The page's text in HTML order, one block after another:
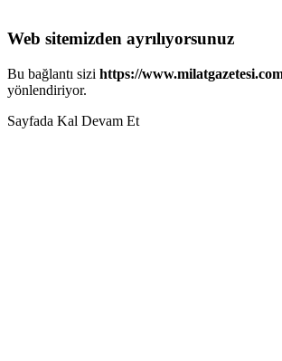
Web sitemizden ayrılıyorsunuz
Bu bağlantı sizi https://
yönlendiriyor.
Sayfada Kal Devam Et